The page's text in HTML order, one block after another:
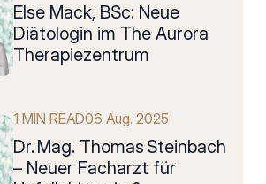
Else Mack, BSc: Neue
Diätologin im The Aurora
Therapiezentrum
1 MIN READ06 Aug. 2025
Dr. Mag. Thomas Steinbach
– Neuer Facharzt für